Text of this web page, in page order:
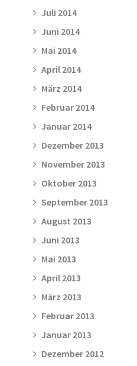
Juli 2014
Juni 2014
Mai 2014
April 2014
März 2014
Februar 2014
Januar 2014
Dezember 2013
November 2013
Oktober 2013
September 2013
August 2013
Juni 2013
Mai 2013
April 2013
März 2013
Februar 2013
Januar 2013
Dezember 2012